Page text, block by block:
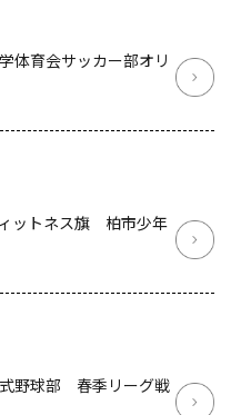
体育会サッカー部オリ
ィットネス旗 柏市少年
式野球部 春季リーグ戦